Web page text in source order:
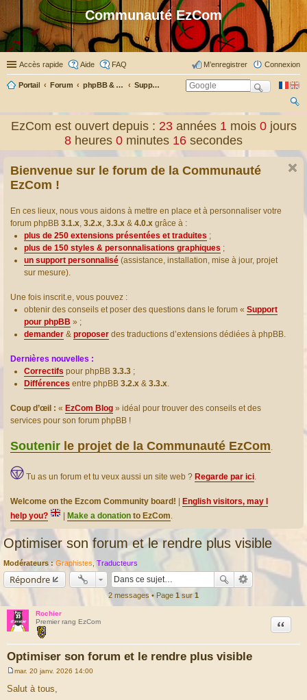
Communauté EzCom
Accès rapide Aide FAQ Connexion
M’enregistrer
Portail Forum phpBB & Co Support pour phpBB
ch
er
EzCom est ouvert depuis : 23 années1 mois0 jours
8 heures 0 minutes 16 secondes
Bienvenue sur le forum de la Communauté
EzCom !
En ces lieux, nous vous aidons à mettre en place et à personnaliser votre
forum phpBB 3.1.x, 3.2.x, 3.3.x & 4.0.x grâce à :
plus de 250 extensions présentées et traduites ;
plus de 150 styles & personnalisations graphiques ;
un support personnalisé (assistance, installation, mise à jour, projet
sur mesure).
Une fois inscrit.e, vous pouvez :
obtenir des conseils et poser des questions dans le forum « Support
pour phpBB » ;
demander & proposer des traductions d’extensions dédiées à phpBB.
Dernières nouvelles :
Correctifs pour phpBB 3.3.3 ;
Différences entre phpBB 3.2.x & 3.3.x.
Coup d’œil : « EzCom Blog » idéal pour trouver des conseils et des
services pour son forum phpBB !
Soutenir le projet de la Communauté EzCom.
Tu as un forum et tu veux aussi un site web ? Regarde par ici.
Welcome on the Ezcom Community board!
English visitors, may I
help you?
Make a donation to EzCom.
Optimiser son forum et le rendre plus visible
Modérateurs : Graphistes Traducteurs
Répondre
2 messages • Page 1 sur 1
Rochier
Premier rang EzCom
Optimiser son forum et le rendre plus visible
Citation
e
s
mar. 20 janv. 2026 14:00
Salut à tous,